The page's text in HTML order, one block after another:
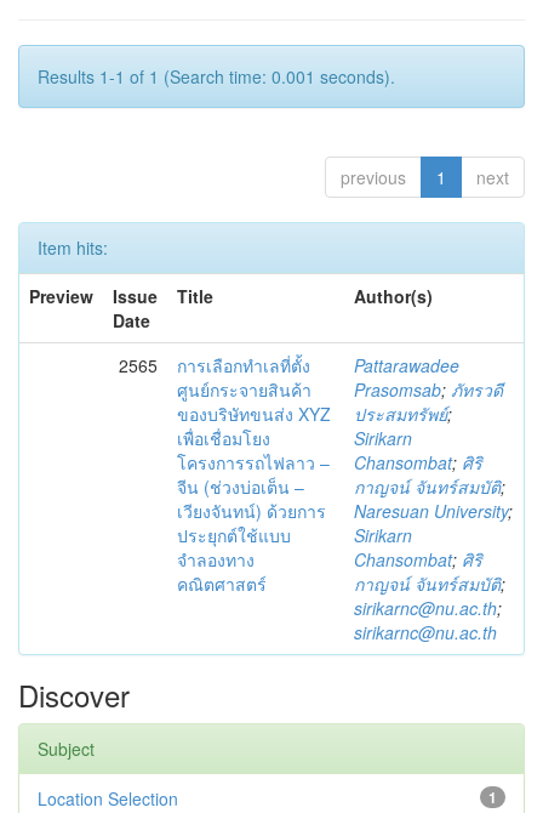
Results 1-1 of 1 (Search time: 0.001 seconds).
previous 1 next
Item hits:
Preview
Issue
Date
Title Author(s)
2565
การเลือกทำเลที่ตั้ง
ศูนย์กระจายสินค้า
ของบริษัทขนส่ง XYZ
เพื่อเชื่อมโยง
โครงการรถไฟลาว –
จีน (ช่วงบ่อเต็น –
เวียงจันทน์) ด้วยการ
ประยุกต์ใช้แบบ
จำลองทาง
คณิตศาสตร์
Pattarawadee
Prasomsab; ภัทรวดี
ประสมทรัพย์;
Sirikarn
Chansombat; ศิริ
กาญจน์ จันทร์สมบัติ;
Naresuan University;
Sirikarn
Chansombat; ศิริ
กาญจน์ จันทร์สมบัติ;
sirikarnc@nu.ac.th;
sirikarnc@nu.ac.th
Discover
Subject
1
Location Selection